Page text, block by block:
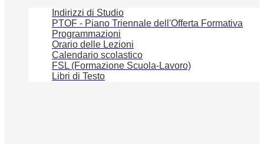
Indirizzi di Studio
PTOF - Piano Triennale dell'Offerta Formativa
Programmazioni
Orario delle Lezioni
Calendario scolastico
FSL (Formazione Scuola-Lavoro)
Libri di Testo